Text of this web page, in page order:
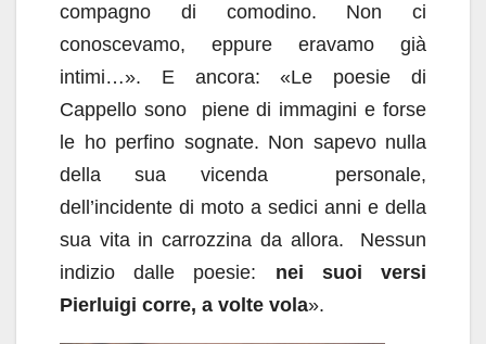
compagno di comodino. Non ci
conoscevamo, eppure eravamo già
intimi…». E ancora: «Le poesie di
Cappello sono piene di immagini e forse
le ho perfino sognate. Non sapevo nulla
della sua vicenda personale,
dell’incidente di moto a sedici anni e della
sua vita in carrozzina da allora. Nessun
indizio dalle poesie: nei suoi versi
Pierluigi corre, a volte vola».